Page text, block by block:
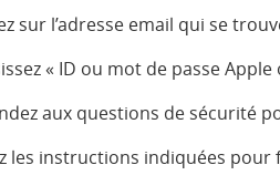
sur l’adresse email qui se
« ID ou mot de passe
aux questions de sécurité
les instructions indiquées pour